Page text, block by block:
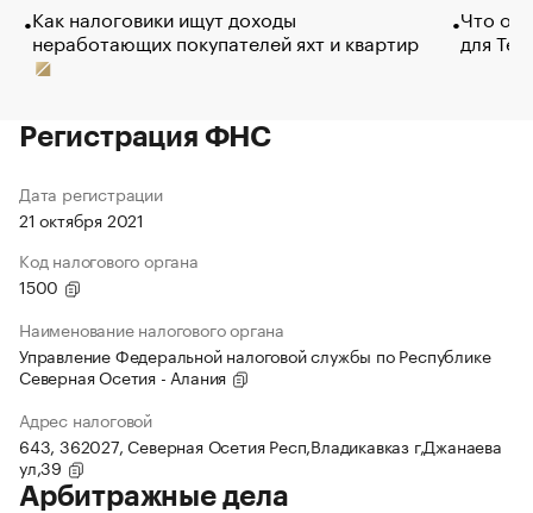
Как налоговики ищут доходы
неработающих покупателей яхт и квартир
Что
для
Регистрация ФНС
Дата регистрации
21 октября 2021
Код налогового органа
1500
Наименование налогового органа
Управление Федеральной налоговой службы по Республике
Северная Осетия - Алания
Адрес налоговой
643, 362027, Северная Осетия Респ,Владикавказ г,Джанаева
ул,39
Арбитражные дела